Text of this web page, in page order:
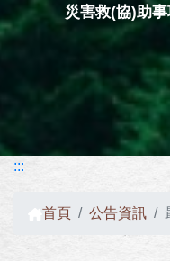
災害救(協)助
:::
首頁 公告資訊